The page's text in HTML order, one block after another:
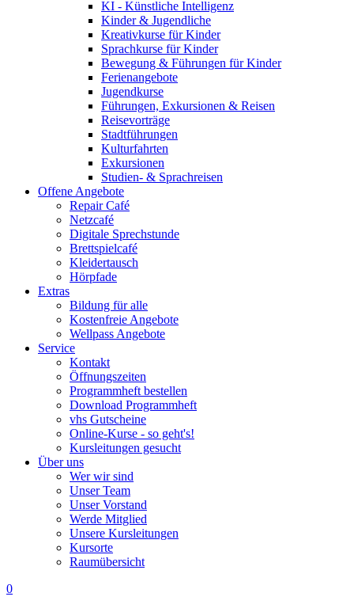
KI - Künstliche Intelligenz
Kinder & Jugendliche
Kreativkurse für Kinder
Sprachkurse für Kinder
Bewegung & Führungen für Kinder
Ferienangebote
Jugendkurse
Führungen, Exkursionen & Reisen
Reisevorträge
Stadtführungen
Kulturfahrten
Exkursionen
Studien- & Sprachreisen
Offene Angebote
Repair Café
Netzcafé
Digitale Sprechstunde
Brettspielcafé
Kleidertausch
Hörpfade
Extras
Bildung für alle
Kostenfreie Angebote
Wellpass Angebote
Service
Kontakt
Öffnungszeiten
Programmheft bestellen
Download Programmheft
vhs Gutscheine
Online-Kurse - so geht's!
Kursleitungen gesucht
Über uns
Wer wir sind
Unser Team
Unser Vorstand
Werde Mitglied
Unsere Kursleitungen
Kursorte
Raumübersicht
0